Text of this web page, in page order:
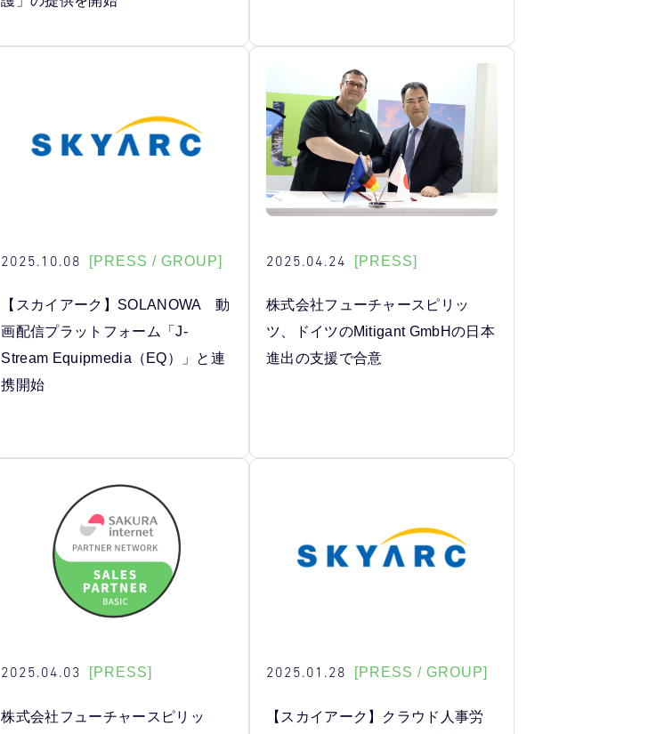
2025.10.08 [PRESS / GROUP]
【スカイアーク】SOLANOWA 動
画配信プラットフォーム「J-
Stream Equipmedia（EQ）」と連
携開始
2025.04.24 [PRESS]
株式会社フューチャースピリッ
ツ、ドイツのMitigant GmbHの日本
進出の支援で合意
2025.04.03 [PRESS]
株式会社フューチャースピリッ
2025.01.28 [PRESS / GROUP]
【スカイアーク】クラウド人事労